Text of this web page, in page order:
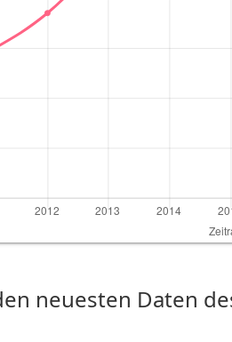
neuesten Daten